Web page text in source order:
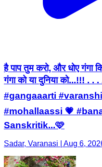
है पाप तुम करो, और धोए गंगा
गंगा को या दुनिया को...!!!
#gangaaarti
#mohallaassi 💗
Sanskritik...🩷
Sadar, Varanasi | Aug 6,